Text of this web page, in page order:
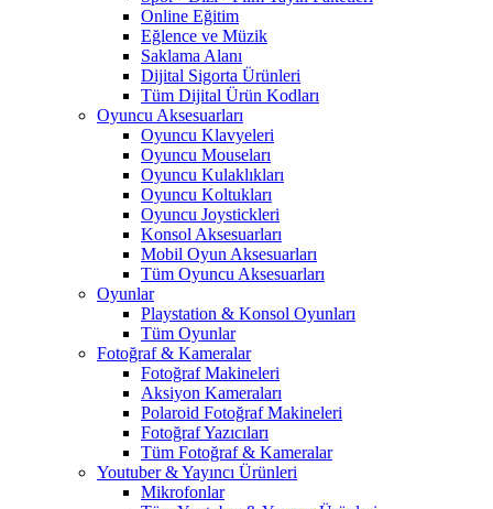
Online Eğitim
Eğlence ve Müzik
Saklama Alanı
Dijital Sigorta Ürünleri
Tüm Dijital Ürün Kodları
Oyuncu Aksesuarları
Oyuncu Klavyeleri
Oyuncu Mouseları
Oyuncu Kulaklıkları
Oyuncu Koltukları
Oyuncu Joystickleri
Konsol Aksesuarları
Mobil Oyun Aksesuarları
Tüm Oyuncu Aksesuarları
Oyunlar
Playstation & Konsol Oyunları
Tüm Oyunlar
Fotoğraf & Kameralar
Fotoğraf Makineleri
Aksiyon Kameraları
Polaroid Fotoğraf Makineleri
Fotoğraf Yazıcıları
Tüm Fotoğraf & Kameralar
Youtuber & Yayıncı Ürünleri
Mikrofonlar